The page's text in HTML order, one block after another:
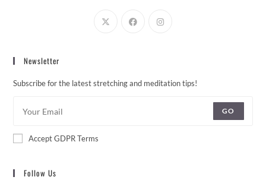
Newsletter
Subscribe for the latest stretching and meditation tips!
GO
Accept GDPR Terms
Follow Us